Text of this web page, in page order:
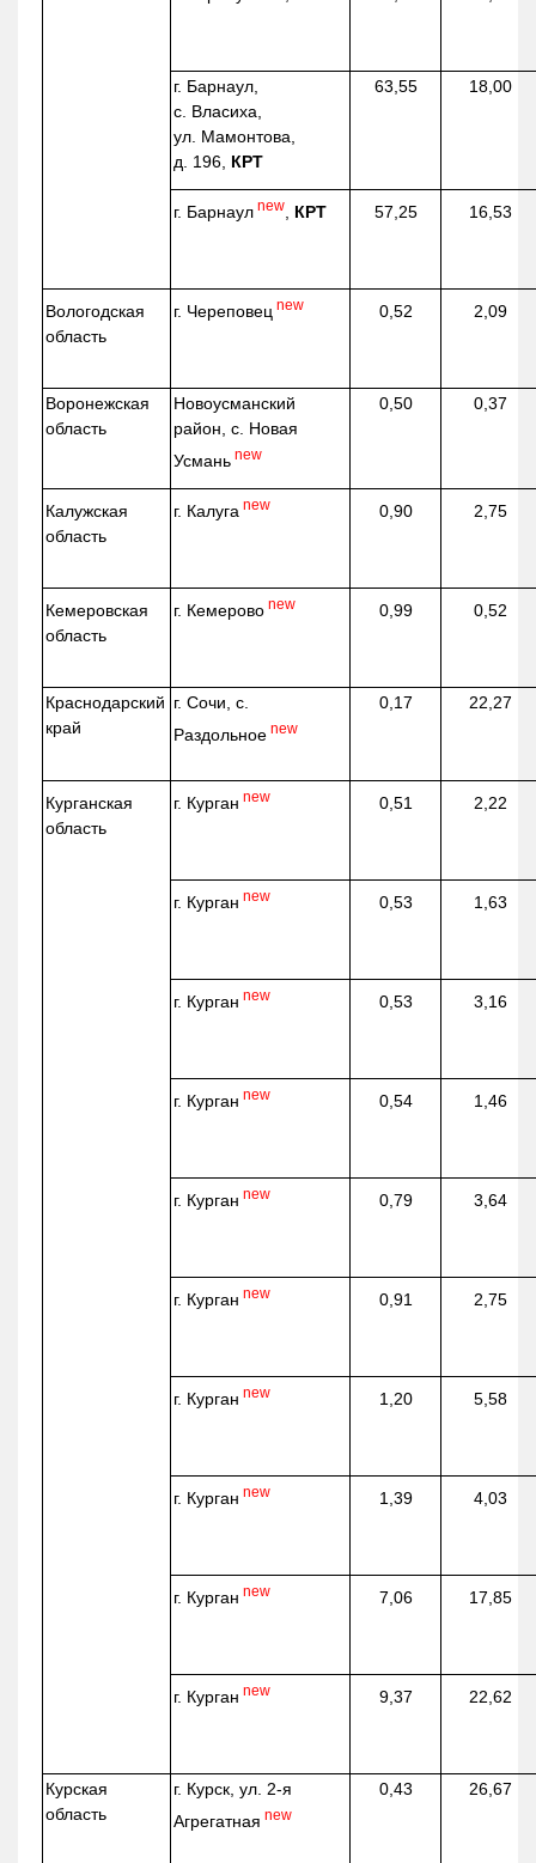
г. Барнаул,
с. Власиха,
ул. Мамонтова,
д. 196, КРТ
63,55 18,00
г. Барнаул new КРТ 57,25 16,53
Вологодская
область
г. Череповец new 0,52 2,09
Воронежская
область
Новоусманский
район, с. Новая
Усмань new
0,50 0,37
Калужская
область
г. Калуга new 0,90 2,75
Кемеровская
область
г. Кемерово new 0,99 0,52
Краснодарский
край
г. Сочи, с.
Раздольное new
0,17 22,27
Курганская
область
г. Курган new 0,51 2,22
г. Курган new 0,53 1,63
г. Курган new 0,53 3,16
г. Курган new 0,54 1,46
г. Курган new 0,79 3,64
г. Курган new 0,91 2,75
г. Курган new 1,20 5,58
г. Курган new 1,39 4,03
г. Курган new 7,06 17,85
г. Курган new 9,37 22,62
Курская
область
г. Курск, ул. 2-я
Агрегатная new
0,43 26,67